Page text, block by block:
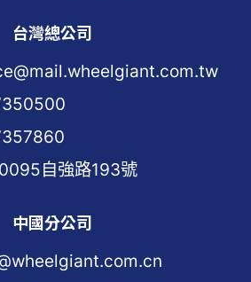
台灣總公司
自強路193號
中國分公司